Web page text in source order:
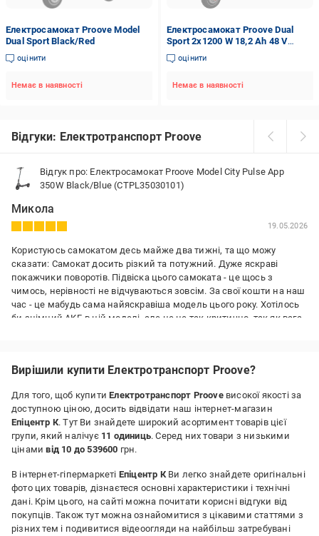
Електросамокат Proove Model
Dual Sport Black/Red
оцінити
Немає в наявності
Електросамокат Proove Dual
Sport 2x1200 W 18,2 Аh 48 V
Чорний/Червоний (958)
оцінити
Немає в наявності
Відгуки: Електротранспорт Proove
Відгук про: Електросамокат Proove Model City Pulse App
350W Black/Blue (CTPL35030101)
Микола
19.05.2026
Користуюсь самокатом десь майже два тижні, та що можу
сказати: Самокат досить різкий та потужний. Дуже яскраві
покажчики поворотів. Підвіска цього самоката - це щось з
чимось, нерівності не відчуваються зовсім. За свої кошти на наш
час - це мабудь сама найяскравіша модель цього року. Хотілось
би знімний АКБ в цій моделі, але це не так критично, так як вага
Швидкість, запас ходу, амортизація
Недоліки:
Відсутні
Вирішили купити Електротранспорт Proove?
Для того, щоб купитиЕлектротранспорт Prooveвисокої якості за
доступною ціною, досить відвідати наш інтернет-магазин
Епіцентр К. Тут Ви знайдете широкий асортимент товарів цієї
групи, який налічує 11 одиниць. Серед них товари з низькими
цінамивід 10 до 539600 грн.
В інтернет-гіпермаркеті Епіцентр КВи легко знайдете оригінальні
фото цих товарів, дізнаєтеся основні характеристики і технічні
дані. Крім цього, на сайті можна почитати корисні відгуки від
покупців. Також тут можна ознайомитися з цікавими статтями з
різних тем і подивитися відеоогляди на найбільш затребувані